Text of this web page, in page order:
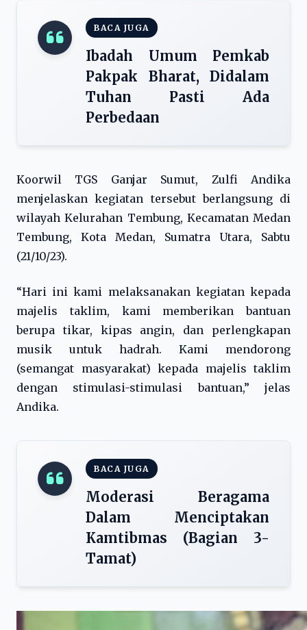
BACA JUGA
Ibadah Umum Pemkab
Pakpak Bharat, Didalam
Tuhan Pasti Ada
Perbedaan
Koorwil TGS Ganjar Sumut, Zulfi Andika
menjelaskan kegiatan tersebut berlangsung di
wilayah Kelurahan Tembung, Kecamatan Medan
Tembung, Kota Medan, Sumatra Utara, Sabtu
(21/10/23).
“Hari ini kami melaksanakan kegiatan kepada
majelis taklim, kami memberikan bantuan
berupa tikar, kipas angin, dan perlengkapan
musik untuk hadrah. Kami mendorong
(semangat masyarakat) kepada majelis taklim
dengan stimulasi-stimulasi bantuan,” jelas
Andika.
BACA JUGA
Moderasi Beragama
Dalam Menciptakan
Kamtibmas (Bagian 3-
Tamat)